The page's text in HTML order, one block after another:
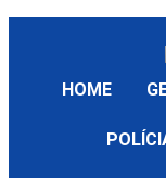
HOME